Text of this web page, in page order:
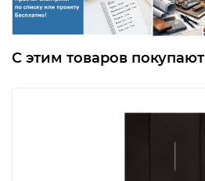
С этим товаров покупают